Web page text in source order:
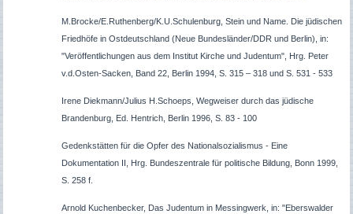
M.Brocke/E.Ruthenberg/K.U.Schulenburg, Stein und Name. Die jüdischen
Friedhöfe in Ostdeutschland (Neue Bundesländer/DDR und Berlin), in:
"Veröffentlichungen aus dem Institut Kirche und Judentum", Hrg. Peter
v.d.Osten-Sacken, Band 22, Berlin 1994, S. 315 – 318 und S. 531 - 533
Irene Diekmann/Julius H.Schoeps, Wegweiser durch das jüdische
Brandenburg, Ed. Hentrich, Berlin 1996, S. 83 - 100
Gedenkstätten für die Opfer des Nationalsozialismus - Eine
Dokumentation II, Hrg. Bundeszentrale für politische Bildung, Bonn 1999,
S. 258 f.
Arnold Kuchenbecker, Das Judentum in Messingwerk, in: "Eberswalder